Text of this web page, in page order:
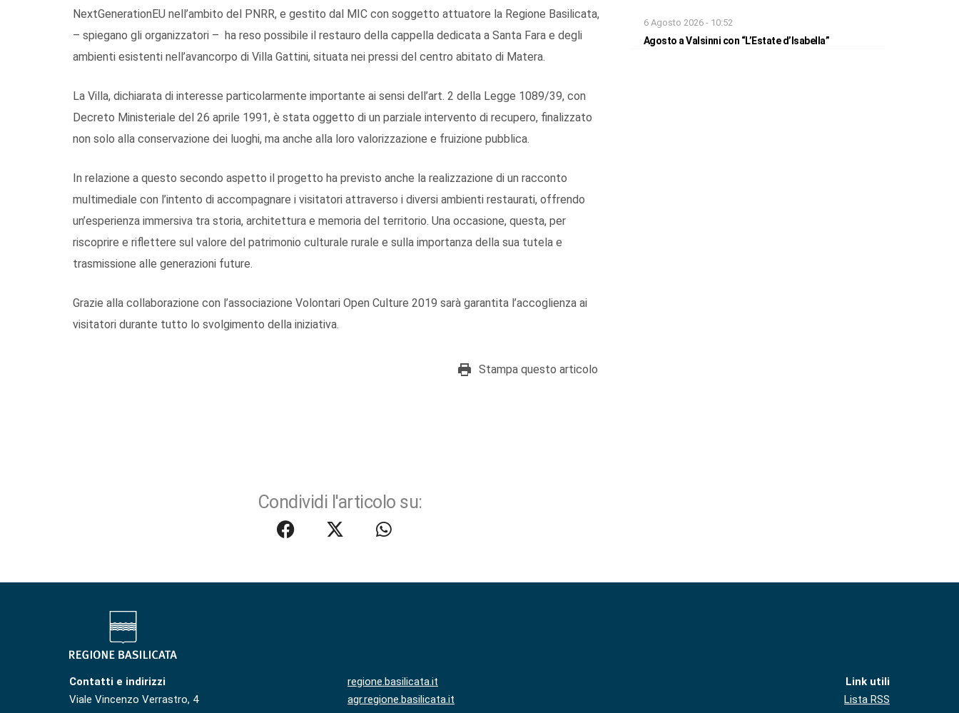
NextGenerationEU nell’ambito del PNRR, e gestito dal MIC con soggetto attuatore la Regione Basilicata,
– spiegano gli organizzatori – ha reso possibile il restauro della cappella dedicata a Santa Fara e degli
ambienti esistenti nell’avancorpo di Villa Gattini, situata nei pressi del centro abitato di Matera.
La Villa, dichiarata di interesse particolarmente importante ai sensi dell’art. 2 della Legge 1089/39, con
Decreto Ministeriale del 26 aprile 1991, è stata oggetto di un parziale intervento di recupero, finalizzato
non solo alla conservazione dei luoghi, ma anche alla loro valorizzazione e fruizione pubblica.
In relazione a questo secondo aspetto il progetto ha previsto anche la realizzazione di un racconto
multimediale con l’intento di accompagnare i visitatori attraverso i diversi ambienti restaurati, offrendo
un’esperienza immersiva tra storia, architettura e memoria del territorio. Una occasione, questa, per
riscoprire e riflettere sul valore del patrimonio culturale rurale e sulla importanza della sua tutela e
trasmissione alle generazioni future.
Grazie alla collaborazione con l’associazione Volontari Open Culture 2019 sarà garantita l’accoglienza ai
visitatori durante tutto lo svolgimento della iniziativa.
Stampa questo articolo
Condividi l'articolo su:
6 Agosto 2026 - 10:52
Agosto a Valsinni con “L’Estate d’Isabella”
Contatti e indirizzi
Viale Vincenzo Verrastro, 4
regione.basilicata.it
agr.regione.basilicata.it
Link utili
Lista RSS